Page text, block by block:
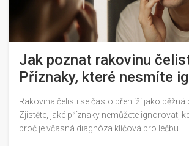
Jak poznat rakovinu
Příznaky, které nesmíte
Rakovina čelisti se často přehlíží jako běžná
Zjistěte, jaké příznaky nemůžete ignorovat,
proč je včasná diagnóza klíčová pro léčbu.